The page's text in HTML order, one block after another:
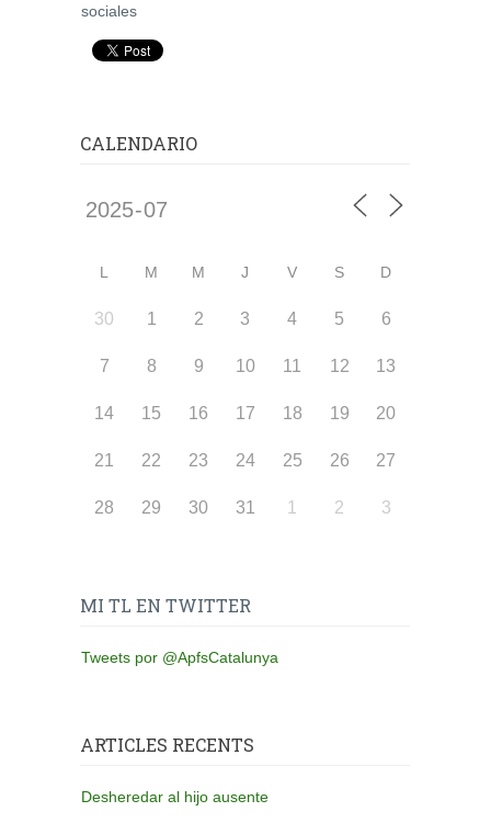
sociales
CALENDARIO
L M M J V S D
30 1 2 3 4 5 6
7 8 9 10 11 12 13
14 15 16 17 18 19 20
21 22 23 24 25 26 27
28 29 30 31 1 2 3
MI TL EN TWITTER
Tweets por @ApfsCatalunya
ARTICLES RECENTS
Desheredar al hijo ausente